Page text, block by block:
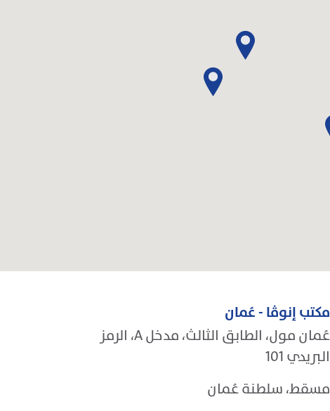
مكتب إنوڤا - عُمان
عُمان مول، الطابق الثالث، مدخل A، الرمز
البريدي 101
مسقط، سلطنة عُمان